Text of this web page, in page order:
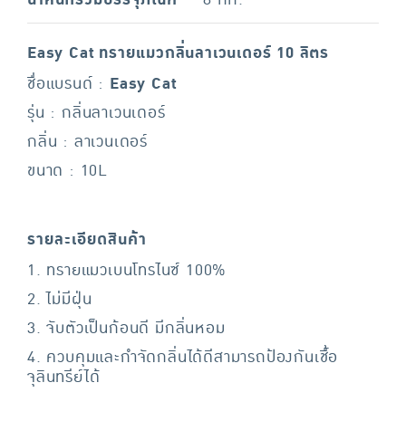
Easy Cat ทรายแมวกลิ่นลาเวนเดอร์ 10 ลิตร
ชื่อแบรนด์ : Easy Cat
รุ่น : กลิ่นลาเวนเดอร์
กลิ่น : ลาเวนเดอร์
ขนาด : 10L
รายละเอียดสินค้า
1. ทรายแมวเบนโทรไนซ์ 100%
2. ไม่มีฝุ่น
3. จับตัวเป็นก้อนดี มีกลิ่นหอม
4. ควบคุมและกำจัดกลิ่นได้ดีสามารถป้องกันเชื้อ
จุลินทรีย์ได้